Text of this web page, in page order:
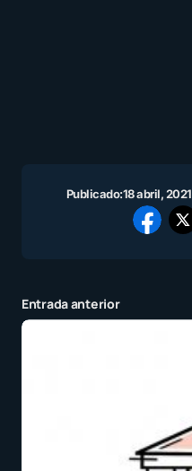
Publicado:18 abril, 2021
Entrada anterior